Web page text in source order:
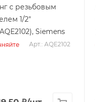
с резьбовым
1/2"
Siemens
Арт.: AQE2102